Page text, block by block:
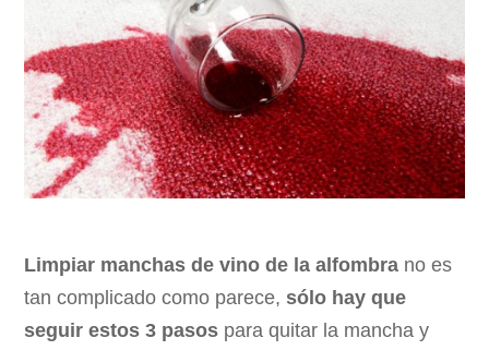
Limpiar manchas de vino de la alfombra no es
tan complicado como parece, sólo hay que
seguir estos 3 pasos para quitar la mancha y